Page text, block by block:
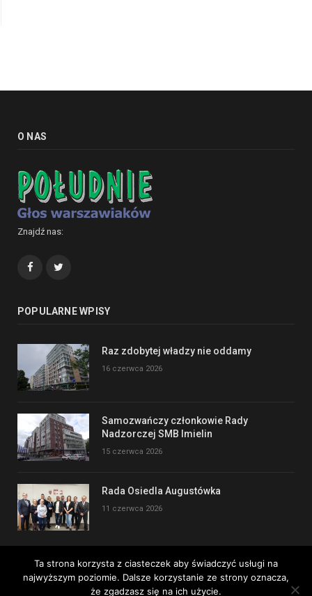
O NAS
Znajdź nas:
Facebook
POPULARNE WPISY
Raz zdobytej władzy nie oddamy
16 czerwca 2026
Samozwańczy członkowie Rady
Nadzorczej SMB Imielin
15 czerwca 2026
Rada Osiedla Augustówka
11 czerwca 2026
Copyright © 2017
Ta strona korzysta z ciasteczek aby świadczyć usługi na
najwyższym poziomie. Dalsze korzystanie ze strony oznacza,
że zgadzasz się na ich użycie.